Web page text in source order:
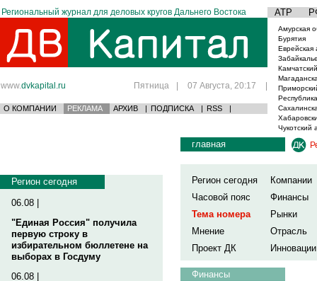
Региональный журнал для деловых кругов Дальнего Востока АТР
www.dvkapital.ru Пятница | 07 Августа, 20:17 |
О КОМПАНИИ РЕКЛАМА АРХИВ | ПОДПИСКА | RSS |
Амурская
Бурятия
Еврейская
Чукотский
Регион сегодня
06.08 |
"Единая Россия" получила
первую строку в
избирательном бюллетене на
выборах в Госдуму
06.08 |
главная
Регион сегодня
Компании
Часовой пояс
Финансы
Тема номера
Рынки
Мнение
Отрасль
Проект ДК
Инновации
Финансы